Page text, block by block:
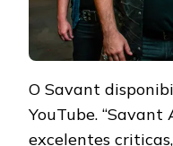
O Savant
YouTube.
excelentes